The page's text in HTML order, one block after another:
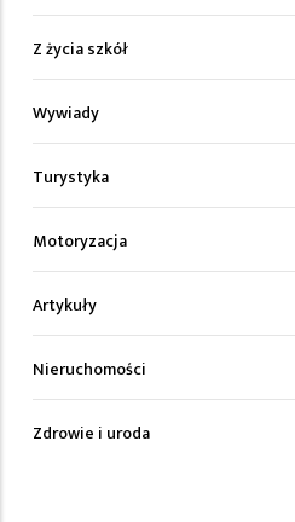
Z życia szkół
Wywiady
Turystyka
Motoryzacja
Artykuły
Nieruchomości
Zdrowie i uroda